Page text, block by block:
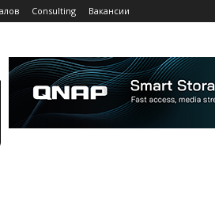
Consulting Вакансии